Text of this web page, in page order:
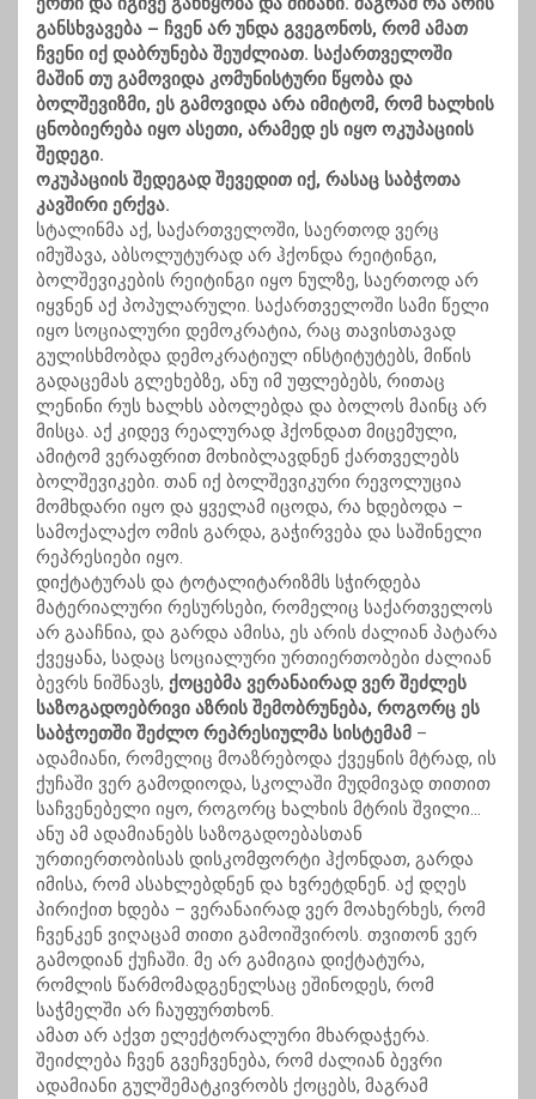
განსხვავება – ჩვენ არ უნდა გვეგონოს, რომ ამათ
ჩვენი იქ დაბრუნება შეუძლიათ. საქართველოში
მაშინ თუ გამოვიდა კომუნისტური წყობა და
ბოლშევიზმი, ეს გამოვიდა არა იმიტომ, რომ ხალხის
ცნობიერება იყო ასეთი, არამედ ეს იყო ოკუპაციის
შედეგი.
ოკუპაციის შედეგად შევედით იქ, რასაც საბჭოთა
კავშირი ერქვა.
სტალინმა აქ, საქართველოში, საერთოდ ვერც
იმუშავა, აბსოლუტურად არ ჰქონდა რეიტინგი,
ბოლშევიკების რეიტინგი იყო ნულზე, საერთოდ არ
იყვნენ აქ პოპულარული. საქართველოში სამი წელი
იყო სოციალური დემოკრატია, რაც თავისთავად
გულისხმობდა დემოკრატიულ ინსტიტუტებს, მიწის
გადაცემას გლეხებზე, ანუ იმ უფლებებს, რითაც
ლენინი რუს ხალხს აბოლებდა და ბოლოს მაინც არ
მისცა. აქ კიდევ რეალურად ჰქონდათ მიცემული,
ამიტომ ვერაფრით მოხიბლავდნენ ქართველებს
ბოლშევიკები. თან იქ ბოლშევიკური რევოლუცია
მომხდარი იყო და ყველამ იცოდა, რა ხდებოდა –
სამოქალაქო ომის გარდა, გაჭირვება და საშინელი
რეპრესიები იყო.
დიქტატურას და ტოტალიტარიზმს სჭირდება
მატერიალური რესურსები, რომელიც საქართველოს
არ გააჩნია, და გარდა ამისა, ეს არის ძალიან პატარა
ქვეყანა, სადაც სოციალური ურთიერთობები ძალიან
ბევრს ნიშნავს, ქოცებმა ვერანაირად ვერ შეძლეს
საზოგადოებრივი აზრის შემობრუნება, როგორც ეს
საბჭოეთში შეძლო რეპრესიულმა სისტემამ –
ადამიანი, რომელიც მოაზრებოდა ქვეყნის მტრად, ის
ქუჩაში ვერ გამოდიოდა, სკოლაში მუდმივად თითით
საჩვენებელი იყო, როგორც ხალხის მტრის შვილი…
ანუ ამ ადამიანებს საზოგადოებასთან
ურთიერთობისას დისკომფორტი ჰქონდათ, გარდა
იმისა, რომ ასახლებდნენ და ხვრეტდნენ. აქ დღეს
პირიქით ხდება – ვერანაირად ვერ მოახერხეს, რომ
ჩვენკენ ვიღაცამ თითი გამოიშვიროს. თვითონ ვერ
გამოდიან ქუჩაში. მე არ გამიგია დიქტატურა,
რომლის წარმომადგენელსაც ეშინოდეს, რომ
საჭმელში არ ჩაუფურთხონ.
ამათ არ აქვთ ელექტორალური მხარდაჭერა.
შეიძლება ჩვენ გვეჩვენება, რომ ძალიან ბევრი
ადამიანი გულშემატკივრობს ქოცებს, მაგრამ